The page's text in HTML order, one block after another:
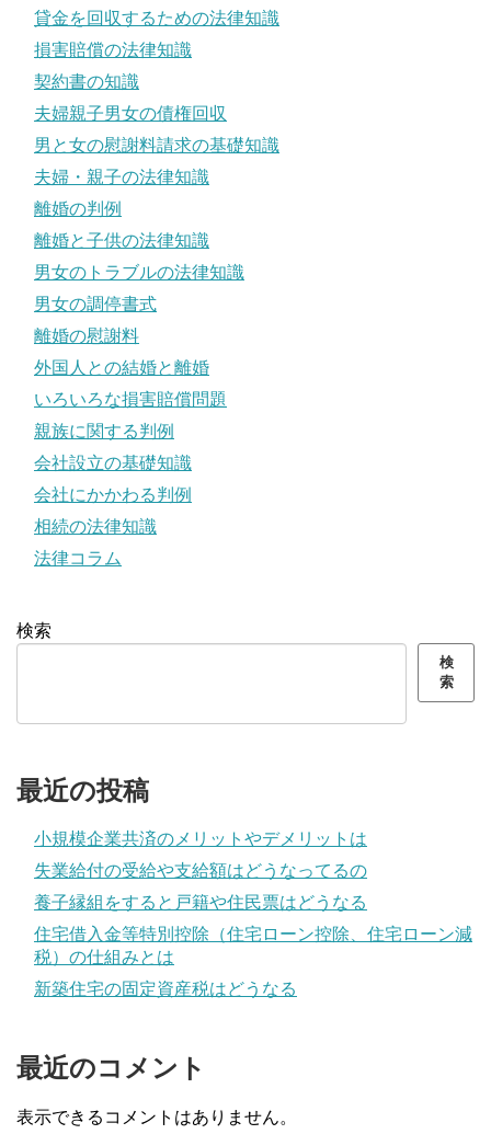
貸金を回収するための法律知識
損害賠償の法律知識
契約書の知識
夫婦親子男女の債権回収
男と女の慰謝料請求の基礎知識
夫婦・親子の法律知識
離婚の判例
離婚と子供の法律知識
男女のトラブルの法律知識
男女の調停書式
離婚の慰謝料
外国人との結婚と離婚
いろいろな損害賠償問題
親族に関する判例
会社設立の基礎知識
会社にかかわる判例
相続の法律知識
法律コラム
検索
検
索
最近の投稿
小規模企業共済のメリットやデメリットは
失業給付の受給や支給額はどうなってるの
養子縁組をすると戸籍や住民票はどうなる
住宅借入金等特別控除（住宅ローン控除、住宅ローン減
税）の仕組みとは
新築住宅の固定資産税はどうなる
最近のコメント
表示できるコメントはありません。